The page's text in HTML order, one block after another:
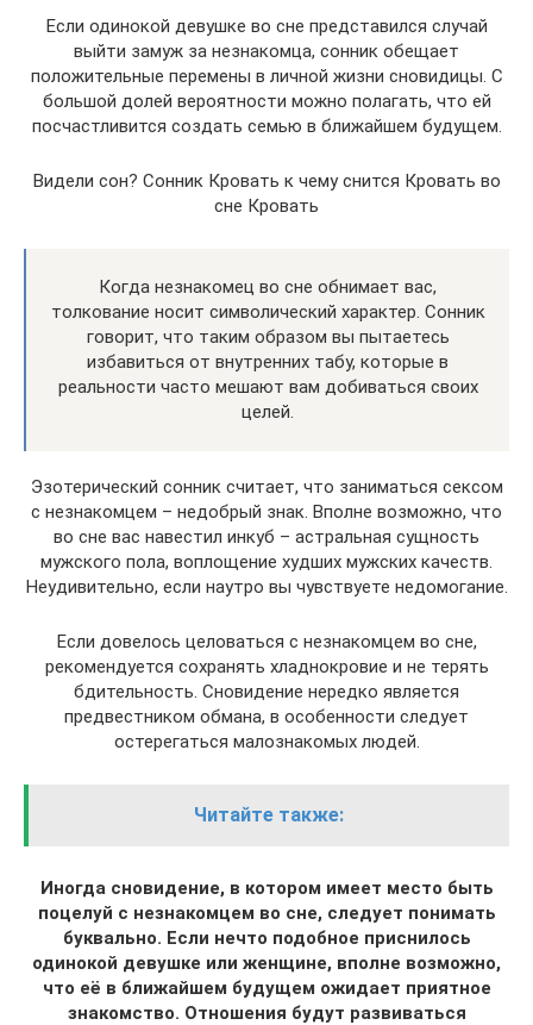
Если одинокой девушке во сне представился случай
выйти замуж за незнакомца, сонник обещает
положительные перемены в личной жизни сновидицы. С
большой долей вероятности можно полагать, что ей
посчастливится создать семью в ближайшем будущем.
Видели сон? Сонник Кровать к чему снится Кровать во
сне Кровать
Когда незнакомец во сне обнимает вас,
толкование носит символический характер. Сонник
говорит, что таким образом вы пытаетесь
избавиться от внутренних табу, которые в
реальности часто мешают вам добиваться своих
целей.
Эзотерический сонник считает, что заниматься сексом
с незнакомцем – недобрый знак. Вполне возможно, что
во сне вас навестил инкуб – астральная сущность
мужского пола, воплощение худших мужских качеств.
Неудивительно, если наутро вы чувствуете недомогание.
Если довелось целоваться с незнакомцем во сне,
рекомендуется сохранять хладнокровие и не терять
бдительность. Сновидение нередко является
предвестником обмана, в особенности следует
остерегаться малознакомых людей.
Читайте также:
Иногда сновидение, в котором имеет место быть
поцелуй с незнакомцем во сне, следует понимать
буквально. Если нечто подобное приснилось
одинокой девушке или женщине, вполне возможно,
что её в ближайшем будущем ожидает приятное
знакомство. Отношения будут развиваться